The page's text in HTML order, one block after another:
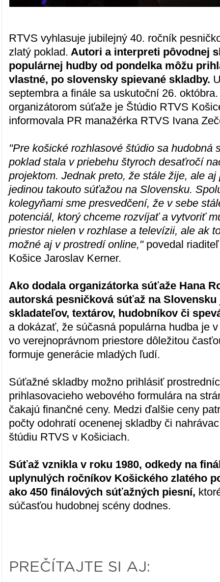
RTVS vyhlasuje jubilejný 40. ročník
zlatý poklad. Autori a interpreti pôvodnej
populárnej hudby od pondelka môžu
vlastné, po slovensky spievané skladby.
septembra a finále sa uskutoční 26.
organizátorom súťaže je Štúdio RTVS
informovala PR manažérka RTVS Ivana
"Pre košické rozhlasové štúdio sa hudobná
poklad stala v priebehu štyroch desaťročí
projektom. Jednak preto, že stále žije, ale aj
jedinou takouto súťažou na Slovensku.
kolegyňami sme presvedčení, že v sebe
potenciál, ktorý chceme rozvíjať a vytvoriť
priestor nielen v rozhlase a televízii, ale ak
možné aj v prostredí online,"povedal
Košice Jaroslav Kerner.
Ako dodala organizátorka súťaže Hana
autorská pesničková súťaž na
skladateľov, textárov, hudobníkov či
a dokázať, že súčasná populárna hudba je
vo verejnoprávnom priestore dôležitou
formuje generácie mladých ľudí.
Súťažné skladby možno prihlásiť
prihlasovacieho webového formulára na
čakajú finančné ceny. Medzi ďalšie ceny
počty odohratí ocenenej skladby či
štúdiu RTVS v Košiciach.
Súťaž vznikla v roku 1980, odkedy na
uplynulých ročníkov Košického zlatého
ako 450 finálových súťažných piesní,
súčasťou hudobnej scény dodnes.
PREČÍTAJTE SI AJ: